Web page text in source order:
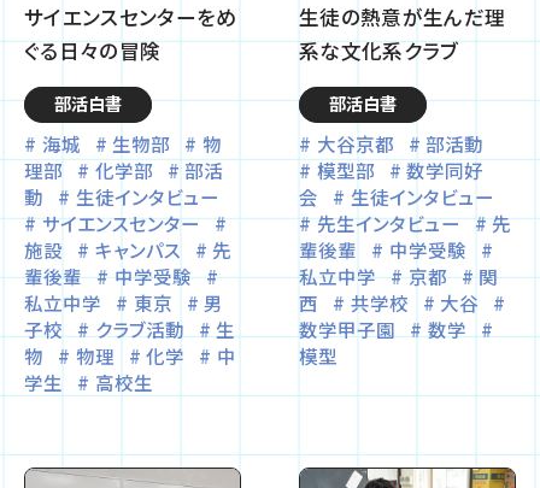
サイエンスセンターをめ
ぐる日々の冒険
部活白書
海城 生物部
物
理部
化学部
部活
動
生徒インタビュー
サイエンスセンター
施設
キャンパス
先
輩後輩
中学受験
私立中学
東京
男
子校
クラブ活動
生
物
物理 化学
中
学生
高校生
生徒の熱意が生んだ理
系な文化系クラブ
部活白書
大谷京都
部活動
模型部
数学同好
会
生徒インタビュー
先生インタビュー
先
輩後輩
中学受験
私立中学
京都
関
西
共学校
大谷
数学甲子園
数学
模型